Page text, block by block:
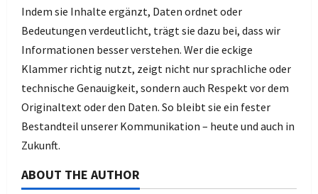
Indem sie Inhalte ergänzt, Daten ordnet oder
Bedeutungen verdeutlicht, trägt sie dazu bei, dass wir
Informationen besser verstehen. Wer die eckige
Klammer richtig nutzt, zeigt nicht nur sprachliche oder
technische Genauigkeit, sondern auch Respekt vor dem
Originaltext oder den Daten. So bleibt sie ein fester
Bestandteil unserer Kommunikation – heute und auch in
Zukunft.
ABOUT THE AUTHOR